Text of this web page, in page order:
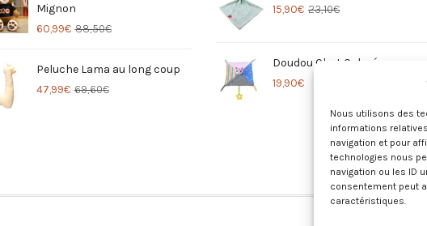
Nous utilisons des
informations
navigation et pour
technologies nous
navigation ou les ID
consentement peut
caractéristiques.
Mignon
88,50€
60,99€
Peluche Lama au long coup
69,60€
47,99€
23,10€
15,90€
Doudou Chat Coloré
19,90€